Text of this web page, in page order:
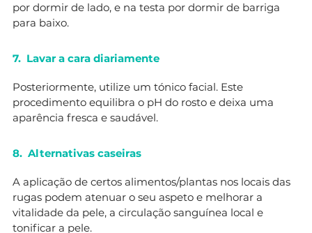
por dormir de lado, e na testa por dormir de barriga
para baixo.
7. Lavar a cara diariamente
Posteriormente, utilize um tónico facial. Este
procedimento equilibra o pH do rosto e deixa uma
aparência fresca e saudável.
8. Alternativas caseiras
A aplicação de certos alimentos/plantas nos locais das
rugas podem atenuar o seu aspeto e melhorar a
vitalidade da pele, a circulação sanguínea local e
tonificar a pele.